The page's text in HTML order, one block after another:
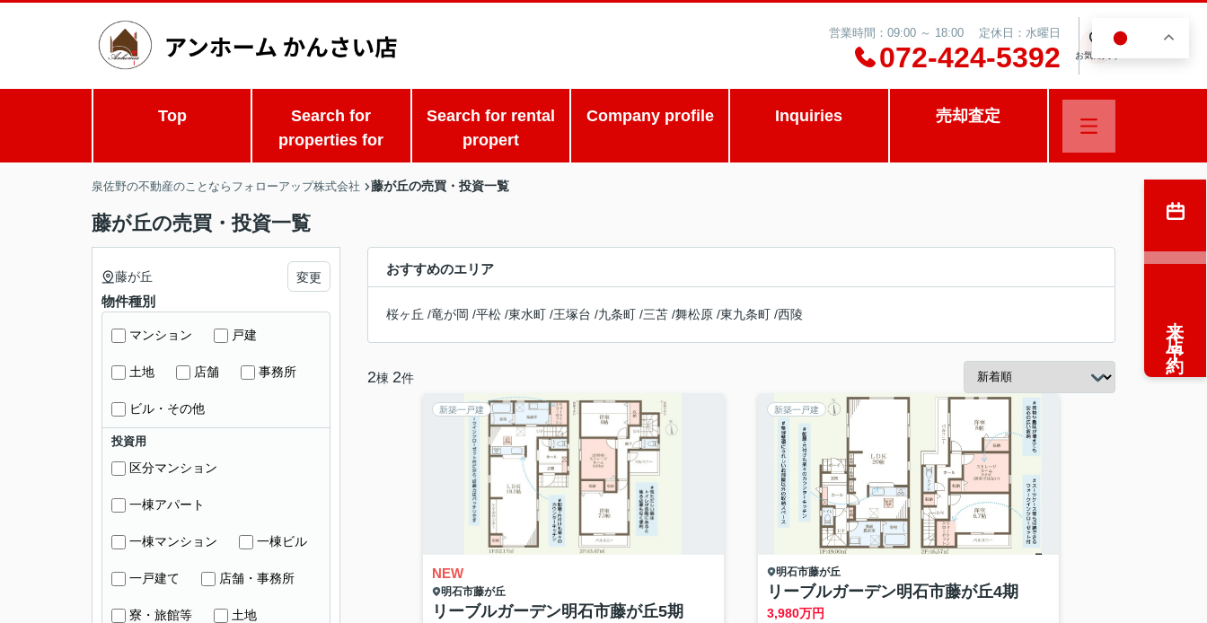
営業時間：09:00 ～ 18:00 定休日：水曜日
072-424-5392 お気に入り
Top
Search for
properties for
Search for rental
propert
Company profile Inquiries 売却査定
泉佐野の不動産のことならフォローアップ株式会社 藤が丘の売買・投資一覧
藤が丘の売買・投資一覧
おすすめのエリア
桜ヶ丘 /竜が岡 /平松 /東水町 /王塚台 /九条町 /三苫 /舞松原 /東九条町 /西陵
2棟 2件
新築一戸建
NEW
明石市藤が丘
リーブルガーデン明石市藤が丘5期
新築一戸建
明石市藤が丘
リーブルガーデン明石市藤が丘4期
3,980万円
藤が丘 変更
物件種別
マンション 戸建
土地 店舗 事務所
ビル・その他
投資用
区分マンション
一棟アパート
一棟マンション 一棟ビル
一戸建て 店舗・事務所
寮・旅館等 土地
来店予約